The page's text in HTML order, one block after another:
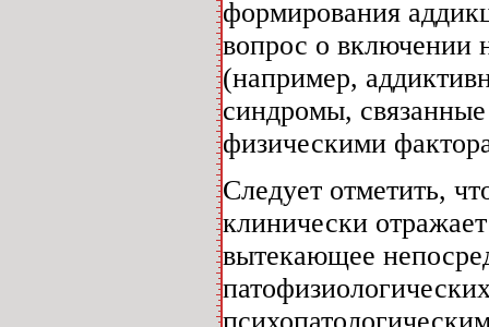
формирования
вопрос о включении
(например,
синдромы,
физическими
Следует отметить,
клинически
вытекающее